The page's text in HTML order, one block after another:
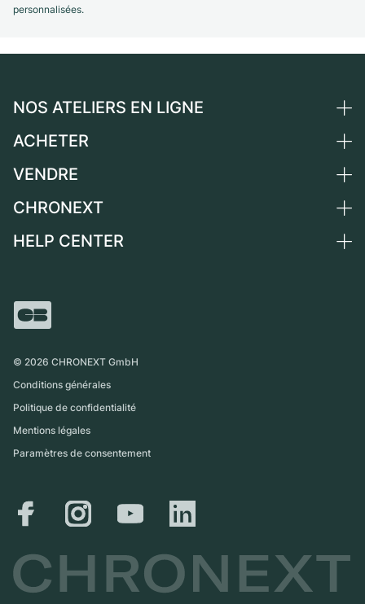
personnalisées.
NOS ATELIERS EN LIGNE
Allemagne
Suisse
France
International
ACHETER
Toutes les montres de luxe
Independent Brands
VENDRE
Vendre une montre
CHRONEXT
Qui sommes-nous ?
Magazine
HELP CENTER
Retrait sur place
© 2026 CHRONEXT GmbH
Conditions générales
Politique de confidentialité
Mentions légales
Paramètres de consentement